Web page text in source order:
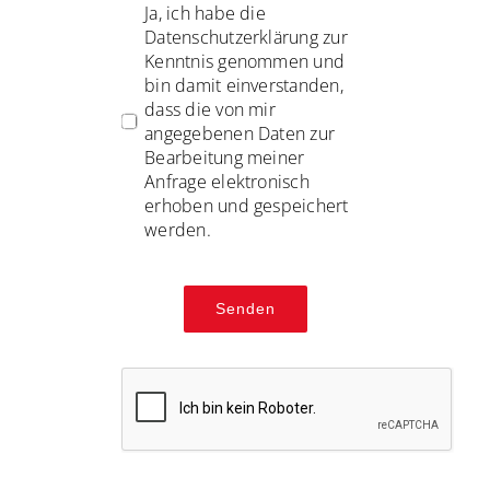
Ja, ich habe die
Datenschutzerklärung zur
Kenntnis genommen und
bin damit einverstanden,
dass die von mir
angegebenen Daten zur
Bearbeitung meiner
Anfrage elektronisch
erhoben und gespeichert
werden.
Senden